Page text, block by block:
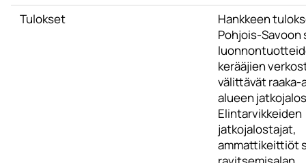
Tulokset
Hankkeen
Pohjois-Savoon
kerääjien
välittävät raaka-
alueen
Elintarvikkeiden
jatkojalostajat,
ammattikeittiöt